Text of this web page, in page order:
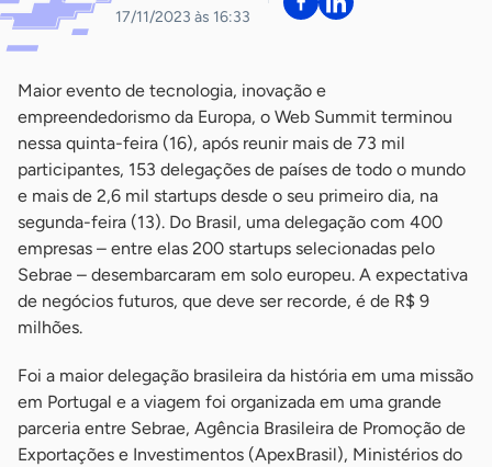
17/11/2023 às 16:33
Maior evento de tecnologia, inovação e
empreendedorismo da Europa, o Web Summit terminou
nessa quinta-feira (16), após reunir mais de 73 mil
participantes, 153 delegações de países de todo o mundo
e mais de 2,6 mil startups desde o seu primeiro dia, na
segunda-feira (13). Do Brasil, uma delegação com 400
empresas – entre elas 200 startups selecionadas pelo
Sebrae – desembarcaram em solo europeu. A expectativa
de negócios futuros, que deve ser recorde, é de R$ 9
milhões.
Foi a maior delegação brasileira da história em uma missão
em Portugal e a viagem foi organizada em uma grande
parceria entre Sebrae, Agência Brasileira de Promoção de
Exportações e Investimentos (ApexBrasil), Ministérios do